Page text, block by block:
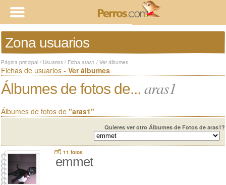
Zona usuarios
Página principal / Usuarios / Ficha aras1 / Ver álbumes
Fichas de usuarios - Ver álbumes
Álbumes de fotos de... aras1
Álbumes de fotos de "aras1"
Quieres ver otro Álbumes de Fotos de aras1?
11 fotos
emmet